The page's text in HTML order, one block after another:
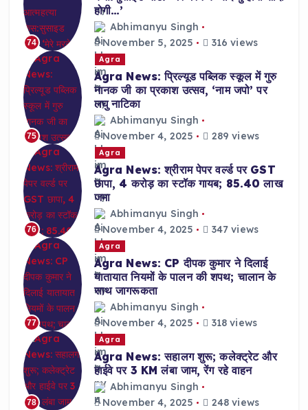
74
होगी…’
Abhimanyu Singh
November 5, 2025
316 views
75
Agra
Agra News: प्रिल्यूड पब्लिक स्कूल में गुरु
नानक जी का प्रकाश उत्सव, ‘नाम जपो’ पर
लघु नाटिका
Abhimanyu Singh
November 4, 2025
289 views
76
Agra
Agra News: श्रीराम पेपर वर्ल्ड पर GST
छापा, 4 करोड़ का स्टॉक गायब; 85.40 लाख
जमा
Abhimanyu Singh
November 4, 2025
347 views
77
Agra
Agra News: CP दीपक कुमार ने दिलाई
यातायात नियमों के पालन की शपथ; चालान के
साथ जागरूकता
Abhimanyu Singh
November 4, 2025
318 views
78
Agra
Agra News: सहालग शुरू; कलेक्ट्रेट और
हाईवे पर 3 KM लंबा जाम, रेंग रहे वाहन
Abhimanyu Singh
November 4, 2025
248 views